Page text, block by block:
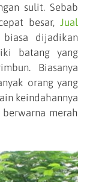
sulit. Sebab
besar, Jual
dijadikan
batang yang
Biasanya
orang yang
keindahannya
merah